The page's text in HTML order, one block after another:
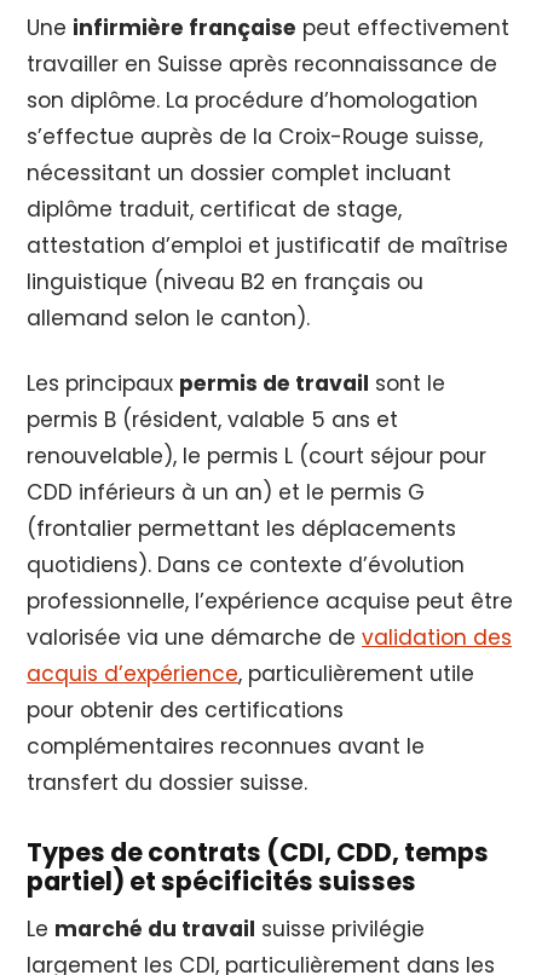
Une infirmière française peut effectivement
travailler en Suisse après reconnaissance de
son diplôme. La procédure d’homologation
s’effectue auprès de la Croix-Rouge suisse,
nécessitant un dossier complet incluant
diplôme traduit, certificat de stage,
attestation d’emploi et justificatif de maîtrise
linguistique (niveau B2 en français ou
allemand selon le canton).
Les principaux permis de travail sont le
permis B (résident, valable 5 ans et
renouvelable), le permis L (court séjour pour
CDD inférieurs à un an) et le permis G
(frontalier permettant les déplacements
quotidiens). Dans ce contexte d’évolution
professionnelle, l’expérience acquise peut être
valorisée via une démarche de validation des
acquis d’expérience, particulièrement utile
pour obtenir des certifications
complémentaires reconnues avant le
transfert du dossier suisse.
Types de contrats (CDI, CDD, temps
partiel) et spécificités suisses
Le marché du travail suisse privilégie
largement les CDI, particulièrement dans les